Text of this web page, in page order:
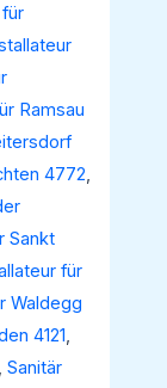
Ramsau
4772,
Sankt
für
Waldegg
4121,
,Sanitär